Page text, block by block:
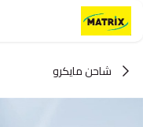
تخطي للذهاب إلى المحتوى
شاحن مايكرو